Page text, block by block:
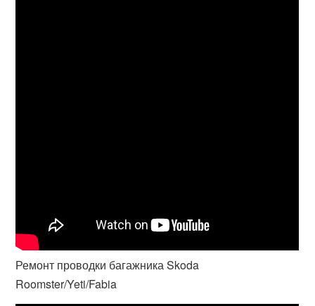
Ремонт проводки багажника Skoda
Roomster/Yeti/Fabia